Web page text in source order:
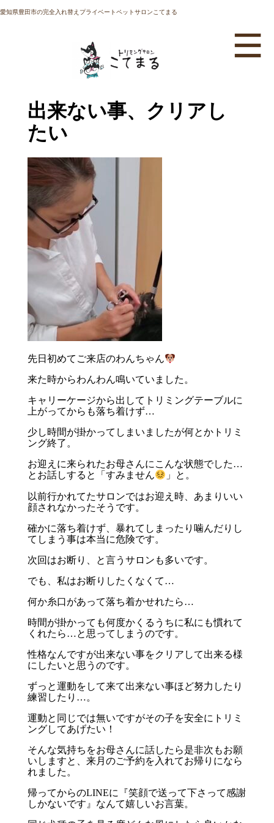
愛知県豊田市の完全入れ替えプライベートペットサロンこてまる
出来ない事、クリアし
たい
先日初めてご来店のわんちゃん
来た時からわんわん鳴いていました。
キャリーケージから出してトリミングテーブルに
上がってからも落ち着けず…
少し時間が掛かってしまいましたが何とかトリミ
ング終了。
お迎えに来られたお母さんにこんな状態でした…
とお話しすると「すみません
」と。
以前行かれてたサロンではお迎え時、あまりいい
顔されなかったそうです。
確かに落ち着けず、暴れてしまったり噛んだりし
てしまう事は本当に危険です。
次回はお断り、と言うサロンも多いです。
でも、私はお断りしたくなくて…
何か糸口があって落ち着かせれたら…
時間が掛かっても何度かくるうちに私にも慣れて
くれたら…と思ってしまうのです。
性格なんですが出来ない事をクリアして出来る様
にしたいと思うのです。
ずっと運動をして来て出来ない事ほど努力したり
練習したり…。
運動と同じでは無いですがその子を安全にトリミ
ングしてあげたい！
そんな気持ちをお母さんに話したら是非次もお願
いしますと、来月のご予約を入れてお帰りになら
れました。
帰ってからのLINEに『笑顔で送って下さって感謝
しかないです』なんて嬉しいお言葉。